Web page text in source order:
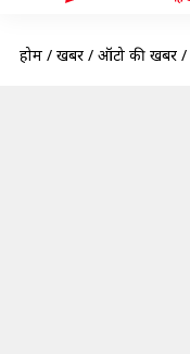
होम / खबरें / ऑटो की खबरें /